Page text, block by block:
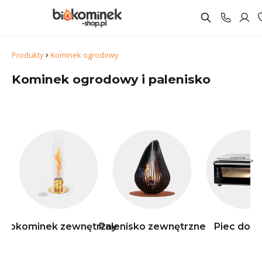
Produkty› Kominek ogrodowy
Kominek ogrodowy i palenisko
Biokominek zewnętrznyPalenisko zewnętrzne Piec do
→